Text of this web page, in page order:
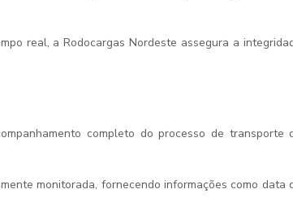
real, a Rodocargas Nordeste assegura a
completo do processo de transporte
monitorada, fornecendo informações como data